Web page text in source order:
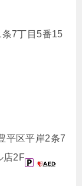
7丁目5番15
平区平岸2条7
店2F